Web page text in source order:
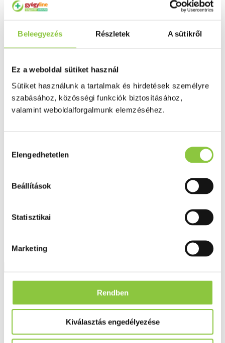
Beleegyezés Részletek A sütikről
Ez a weboldal sütiket használ
Sütiket használunk a tartalmak és hirdetések személyre
szabásához, közösségi funkciók biztosításához,
valamint weboldalforgalmunk elemzéséhez.
kiválasztása
Elengedhetetlen
Beállítások
Statisztikai
Marketing
Rendben
Kiválasztás engedélyezése
Fertőzések, hüvelyflóra helyreállítás
Férfi problémák
Potencia
Aranyér
Visszér
Koleszterinszint csökkentők, omega 3
Vérnyomás és szív gyógyszerei
Fogkefe
Tápszer
Egykomponensű készítmények
Colocynthis 4 g - hígítás C200